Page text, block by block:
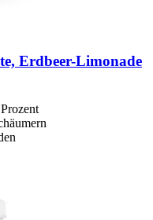
Erdbeer-​Limonade